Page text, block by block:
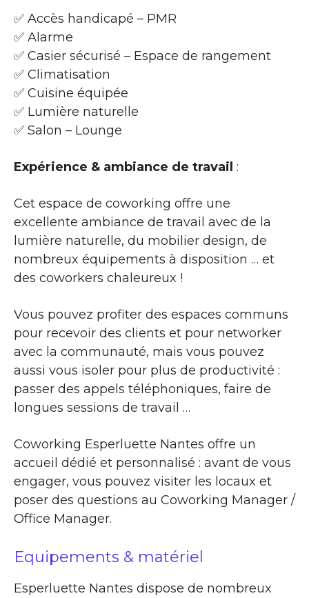
✅ Accès handicapé – PMR
✅ Alarme
✅ Casier sécurisé – Espace de rangement
✅ Climatisation
✅ Cuisine équipée
✅ Lumière naturelle
✅ Salon – Lounge
Expérience & ambiance de travail :
Cet espace de coworking offre une
excellente ambiance de travail avec de la
lumière naturelle, du mobilier design, de
nombreux équipements à disposition … et
des coworkers chaleureux !
Vous pouvez profiter des espaces communs
pour recevoir des clients et pour networker
avec la communauté, mais vous pouvez
aussi vous isoler pour plus de productivité :
passer des appels téléphoniques, faire de
longues sessions de travail …
Coworking Esperluette Nantes offre un
accueil dédié et personnalisé : avant de vous
engager, vous pouvez visiter les locaux et
poser des questions au Coworking Manager /
Office Manager.
Equipements & matériel
Esperluette Nantes dispose de nombreux